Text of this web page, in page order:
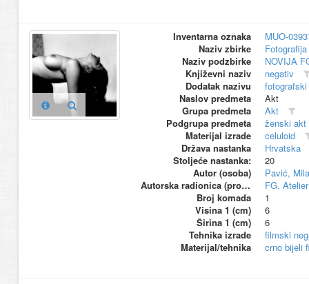
Inventarna oznaka
MUO-
Naziv zbirke
Naziv podzbirke
NOVIJA
Književni naziv
negativ
Dodatak nazivu
Naslov predmeta
Akt
Grupa predmeta
Akt
Podgrupa predmeta
ženski akt
Materijal izrade
celuloid
Država nastanka
Hrvatska
Stoljeće nastanka:
20
Autor (osoba)
Pavić,
Autorska radionica (proizvođač)
FG.
Broj komada
1
Visina 1 (cm)
6
Širina 1 (cm)
6
Tehnika izrade
filmski
Materijal/tehnika
crno bijeli